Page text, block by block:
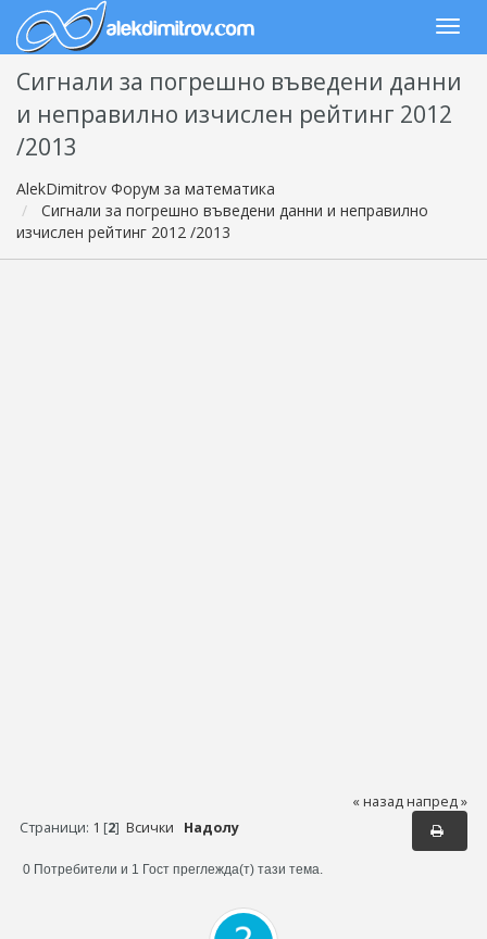
Сигнали за погрешно въведени данни
и неправилно изчислен рейтинг 2012
/2013
AlekDimitrov Форум за математика
Сигнали за погрешно въведени данни и неправилно
изчислен рейтинг 2012 /2013
« назад напред »
Страници: 1 [2] Всички Надолу
0 Потребители и 1 Гост преглежда(т) тази тема.